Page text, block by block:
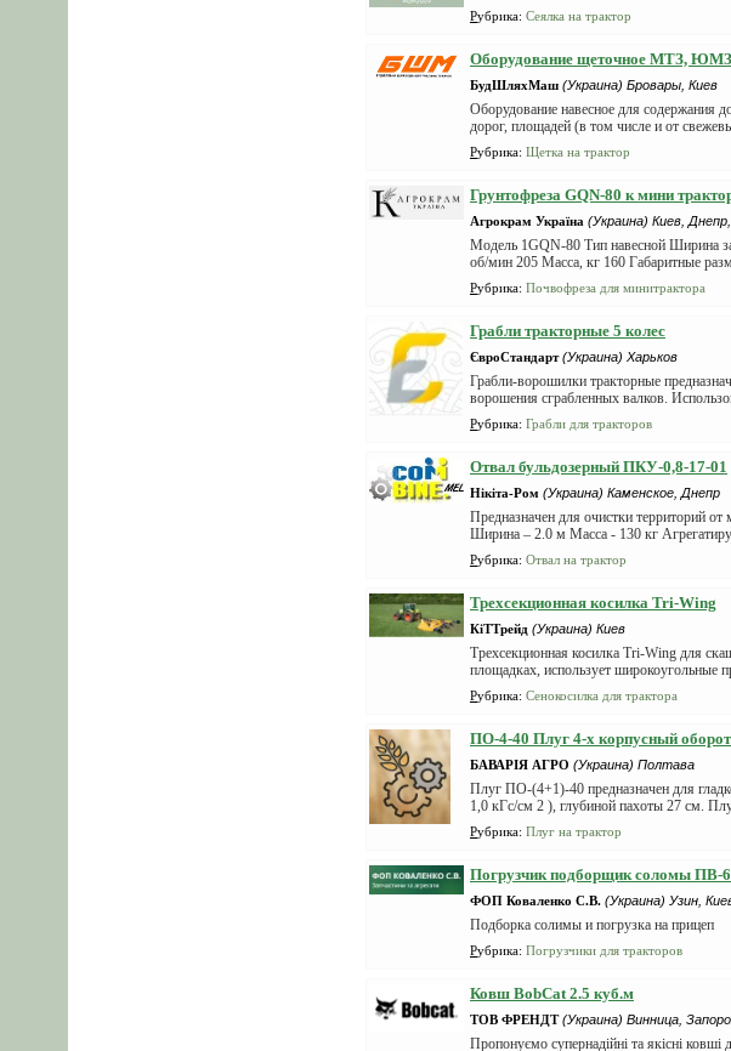
Рубрика: Сеялка на трактор
Оборудование щеточное МТЗ, ЮМЗ
БудШляхМаш (Украина) Бровары, Киев
Оборудование навесное для содержания
дорог, площадей (в том числе и от
Рубрика: Щетка на трактор
Грунтофреза GQN-80 к мини
Агрокрам Україна (Украина) Киев,
Модель 1GQN-80 Тип навесной Ширина
об/мин 205 Масса, кг 160 Габаритные
Рубрика: Почвофреза для минитрактора
Грабли тракторные 5 колес
ЄвроСтандарт (Украина) Харьков
Грабли-ворошилки тракторные
ворошения сграбленных валков.
Рубрика: Грабли для тракторов
Отвал бульдозерный ПКУ-0,8-17-01
Нікіта-Ром (Украина) Каменское, Днепр
Предназначен для очистки территорий от
Ширина – 2.0 м Масса - 130 кг
Рубрика: Отвал на трактор
Трехсекционная косилка Tri-Wing
КіТТрейд (Украина) Киев
Трехсекционная косилка Tri-Wing для
площадках, использует широкоугольные
Рубрика: Сенокосилка для трактора
ПО-4-40 Плуг 4-х корпусный
БАВАРІЯ АГРО (Украина) Полтава
Плуг ПО-(4+1)-40 предназначен для
1,0 кГс/см 2 ), глубиной пахоты 27 см.
Рубрика: Плуг на трактор
Погрузчик подборщик соломы ПВ-6
ФОП Коваленко С.В. (Украина) Узин,
Подборка солимы и погрузка на прицеп
Рубрика: Погрузчики для тракторов
Ковш BobCat 2.5 куб.м
ТОВ ФРЕНДТ (Украина) Винница,
Пропонуємо супернадійні та якісні ковші